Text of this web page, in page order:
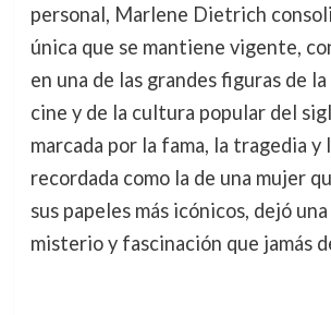
personal, Marlene Dietrich
única que se mantiene vigente,
en una de las grandes figuras de
cine y de la cultura popular del
marcada por la fama, la tragedia y
recordada como la de una mujer
sus papeles más icónicos, dejó
misterio y fascinación que jamás